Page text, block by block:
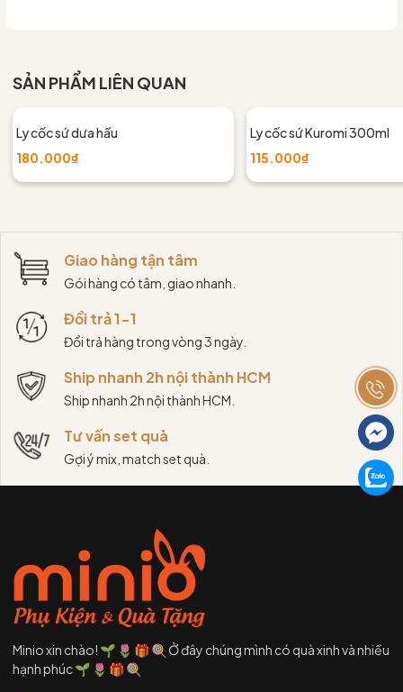
SẢN PHẨM LIÊN QUAN
Ly cốc sứ dưa hấu
180.000₫
Ly cốc sứ Kuromi 300ml
115.000₫
Giao hàng tận tâm
Gói hàng có tâm, giao nhanh.
Đổi trả 1-1
Đổi trả hàng trong vòng 3 ngày.
Ship nhanh 2h nội thành HCM
Ship nhanh 2h nội thành HCM.
Tư vấn set quà
Gợi ý mix, match set quà.
Minio xin chào! 🌱 🌷 🎁 🍭 Ở đây chúng mình có quà xinh và nhiều
hạnh phúc 🌱 🌷 🎁 🍭